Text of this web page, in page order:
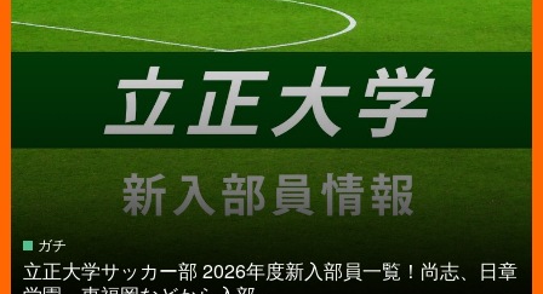
ガチ
立正大学サッカー部 2026年度新入部員一覧！尚志、日章